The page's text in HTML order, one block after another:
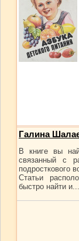
Галина
В книге вы
связанный с
подросткового
Статьи
быстро найти и...